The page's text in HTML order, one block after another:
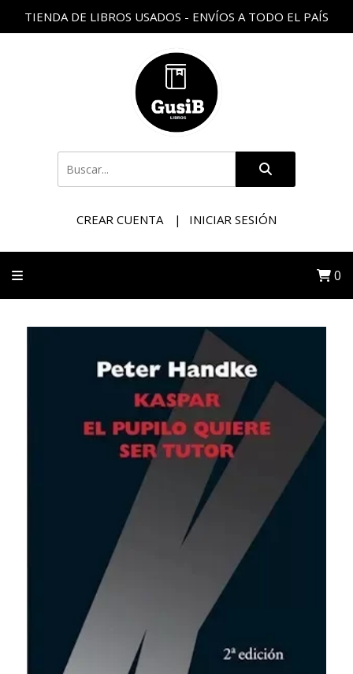
TIENDA DE LIBROS USADOS - ENVÍOS A TODO EL PAÍS
CREAR CUENTA INICIAR SESIÓN
0